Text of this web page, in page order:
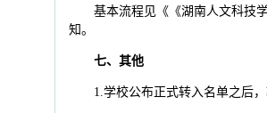
基本流程见《《湖南人文科技
知。
七、其他
1.学校公布正式转入名单之后